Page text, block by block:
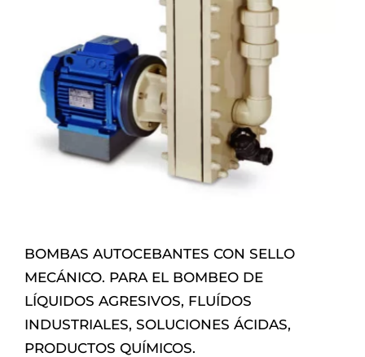
BOMBAS AUTOCEBANTES CON SELLO
MECÁNICO. PARA EL BOMBEO DE
LÍQUIDOS AGRESIVOS, FLUÍDOS
INDUSTRIALES, SOLUCIONES ÁCIDAS,
PRODUCTOS QUÍMICOS.